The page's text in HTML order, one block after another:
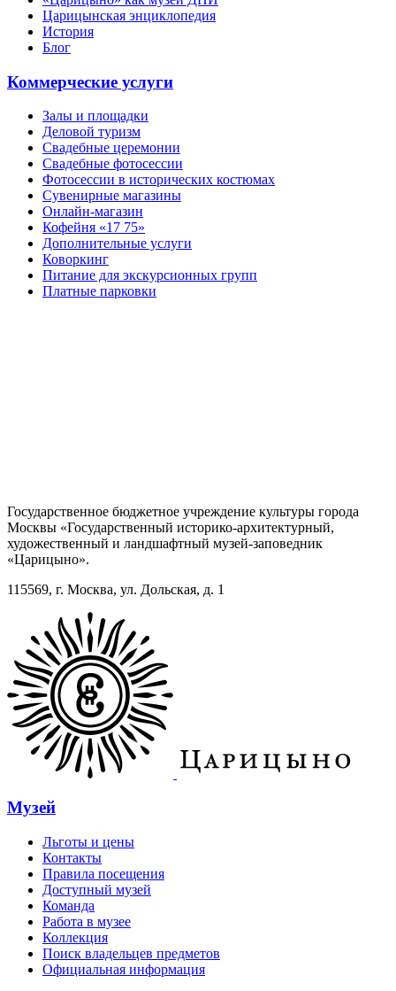
Царицынская энциклопедия
История
Блог
Коммерческие услуги
Залы и площадки
Деловой туризм
Свадебные церемонии
Свадебные фотосессии
Фотосессии в исторических костюмах
Сувенирные магазины
Онлайн-магазин
Кофейня «17 75»
Дополнительные услуги
Коворкинг
Питание для экскурсионных групп
Платные парковки
Государственное бюджетное учреждение культуры города
Москвы «Государственный историко-архитектурный,
художественный и ландшафтный музей-заповедник
«Царицыно».
115569, г. Москва, ул. Дольская, д. 1
Музей
Льготы и цены
Контакты
Правила посещения
Доступный музей
Команда
Работа в музее
Коллекция
Поиск владельцев предметов
Официальная информация